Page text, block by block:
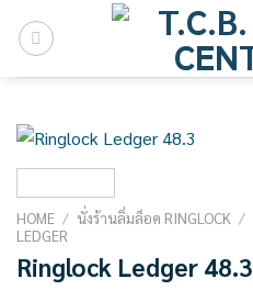
HOME / นั่งร้านลิ่มล็อค RINGLOCK /
LEDGER
Ringlock Ledger 48.3